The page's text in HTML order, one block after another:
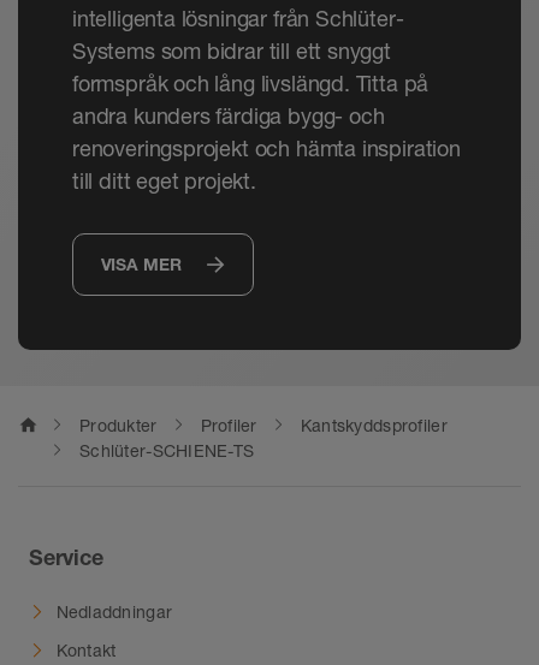
intelligenta lösningar från Schlüter-
Systems som bidrar till ett snyggt
formspråk och lång livslängd. Titta på
andra kunders färdiga bygg- och
renoveringsprojekt och hämta inspiration
till ditt eget projekt.
VISA MER
home Produkter Profiler
Kantskyddsprofiler
Schlüter-SCHIENE-TS
Service
Nedladdningar
Kontakt